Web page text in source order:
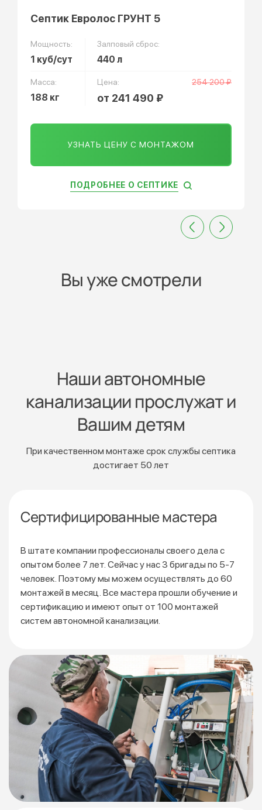
Септик Евролос ГРУНТ 5
Мощность:
1 куб/сут
Залповый сброс:
440 л
Масса:
188 кг
254 200 ₽
Цена:
от 241 490 ₽
УЗНАТЬ ЦЕНУ С МОНТАЖОМ
ПОДРОБНЕЕ О СЕПТИКЕ
Вы уже смотрели
Наши автономные
канализации прослужат и
Вашим детям
При качественном монтаже срок службы септика
достигает 50 лет
Сертифицированные мастера
В штате компании профессионалы своего дела с
опытом более 7 лет. Сейчас у нас 3 бригады по 5-7
человек. Поэтому мы можем осуществлять до 60
монтажей в месяц. Все мастера прошли обучение и
сертификацию и имеют опыт от 100 монтажей
систем автономной канализации.